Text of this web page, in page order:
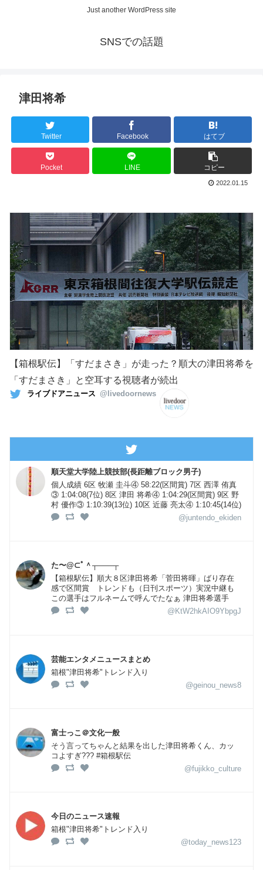
Just another WordPress site
SNSでの話題
津田将希
Twitter Facebook はてブ
Pocket LINE コピー
2022.01.15
【箱根駅伝】「すだまさき」が走った？順大の津田将希を
「すだまさき」と空耳する視聴者が続出
ライブドアニュース @livedoornews
順天堂大学陸上競技部(長距離ブロック男子)
個人成績 6区 牧瀬 圭斗④ 58:22(区間賞) 7区 西澤 侑真
③ 1:04:08(7位) 8区 津田 将希④ 1:04:29(区間賞) 9区 野
村 優作③ 1:10:39(13位) 10区 近藤 亮太④ 1:10:45(14位)
@juntendo_ekiden
た〜@⊂ﾟ＾┬───┬
【箱根駅伝】順大８区津田将希「菅田将暉」ばり存在
感で区間賞 トレンドも（日刊スポーツ）実況中継も
この選手はフルネームで呼んでたなぁ 津田将希選手
@KtW2hkAIO9YbpgJ
芸能エンタメニュースまとめ
箱根"津田将希"トレンド入り
@geinou_news8
富士っこ＠文化一般
そう言ってちゃんと結果を出した津田将希くん、カッ
コよすぎ??? #箱根駅伝
@fujikko_culture
今日のニュース速報
箱根"津田将希"トレンド入り
@today_news123